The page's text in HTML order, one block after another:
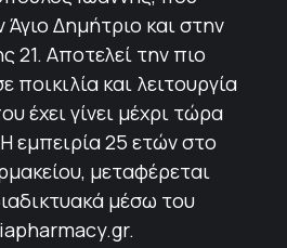
Άγιο Δημήτριο και στην
21. Αποτελεί την πιο
ποικιλία και λειτουργία
έχει γίνει μέχρι τώρα
εμπειρία 25 ετών στο
μεταφέρεται
μέσω του